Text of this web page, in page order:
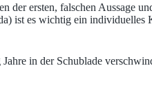
ersten, falschen Aussage
ist es wichtig ein
in der Schublade